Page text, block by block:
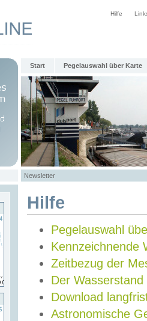
Hilfe
Start Pegelauswahl über Karte
Newsletter
Hilfe
Pegelauswahl
Kennzeichnende
Zeitbezug der
Der Wasserstand
Download
Astronomische